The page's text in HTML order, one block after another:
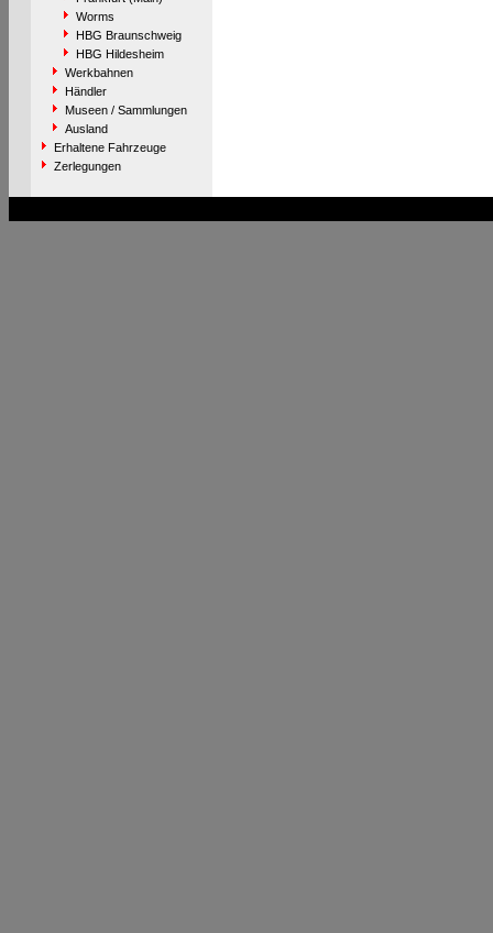
Worms
HBG Braunschweig
HBG Hildesheim
Werkbahnen
Händler
Museen / Sammlungen
Ausland
Erhaltene Fahrzeuge
Zerlegungen